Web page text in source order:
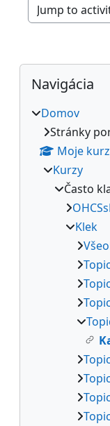
Jump to activity
Bloky
Preskočiť
Navigácia
Domov
Stránky
Moje
Kurzy
Často
Klek